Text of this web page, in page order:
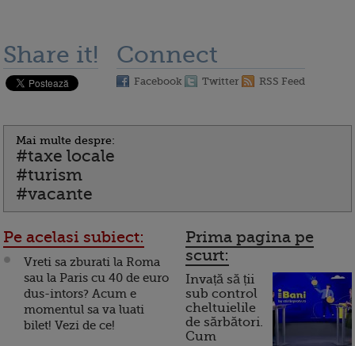
Share it! Connect
Facebook Twitter RSS Feed
Mai multe despre:
#taxe locale
#turism
#vacante
Pe acelasi subiect:
Vreti sa zburati la Roma
sau la Paris cu 40 de euro
dus-intors? Acum e
momentul sa va luati
bilet! Vezi de ce!
Prima pagina pe
scurt:
Invață să ții
sub control
cheltuielile
de sărbători.
Cum